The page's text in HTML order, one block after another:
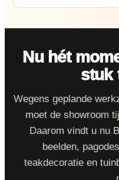
Nu hét
stuk
Wegens geplande
moet de showroom
Daarom vindt u nu
beelden,
teakdecoratie en